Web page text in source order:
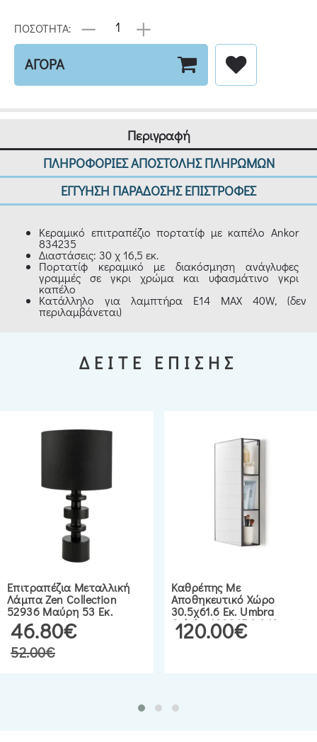
ΠΟΣΟΤΗΤΑ:
ΑΓΟΡΑ
Περιγραφή
ΠΛΗΡΟΦΟΡΙΕΣ ΑΠΟΣΤΟΛΗΣ ΠΛΗΡΩΜΩΝ
ΕΓΓΥΗΣΗ ΠΑΡΑΔΟΣΗΣ ΕΠΙΣΤΡΟΦΕΣ
Κεραμικό επιτραπέζιο πορτατίφ με καπέλο Ankor
834235
Διαστάσεις: 30 χ 16,5 εκ.
Πορτατίφ κεραμικό με διακόσμηση ανάγλυφες
γραμμές σε γκρι χρώμα και υφασμάτινο γκρι
καπέλο
Κατάλληλο για λαμπτήρα Ε14 ΜΑΧ 40W, (δεν
περιλαμβάνεται)
ΔΕΙΤΕ ΕΠΙΣΗΣ
Επιτραπέζια Μεταλλική
Λάμπα Zen Collection
52936 Μαύρη 53 Εκ.
46.80€
52.00€
Καθρέπης Με
Αποθηκευτικό Χώρο
30.5χ61.6 Εκ. Umbra
Cubiko 1009654-040
120.00€